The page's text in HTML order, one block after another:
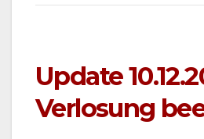
Update
Verlosung